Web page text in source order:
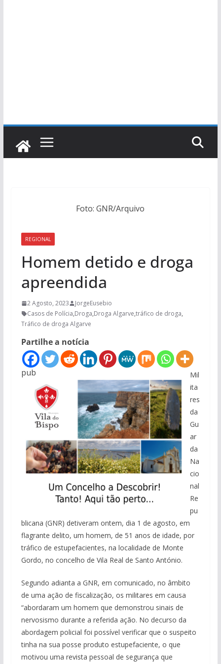
Foto: GNR/Arquivo
REGIONAL
Homem detido e droga
apreendida
2 Agosto, 2023
JorgeEusebio
Casos de Polícia,Droga,Droga Algarve,tráfico de droga,
Tráfico de droga Algarve
Partilhe a notícia
pub
Mil
ita
res
da
Gu
ar
da
Na
cio
nal
Re
pu
blicana (GNR) detiveram ontem, dia 1 de agosto, em
flagrante delito, um homem, de 51 anos de idade, por
tráfico de estupefacientes, na localidade de Monte
Gordo, no concelho de Vila Real de Santo António.
Segundo adianta a GNR, em comunicado, no âmbito
de uma ação de fiscalização, os militares em causa
“abordaram um homem que demonstrou sinais de
nervosismo durante a referida ação. No decurso da
abordagem policial foi possível verificar que o suspeito
tinha na sua posse produto estupefaciente, o que
motivou uma revista pessoal de segurança que